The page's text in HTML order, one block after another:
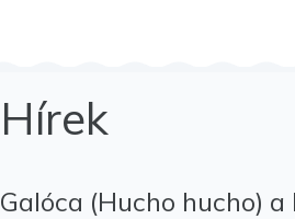
Hírek
Galóca (Hucho hucho) a